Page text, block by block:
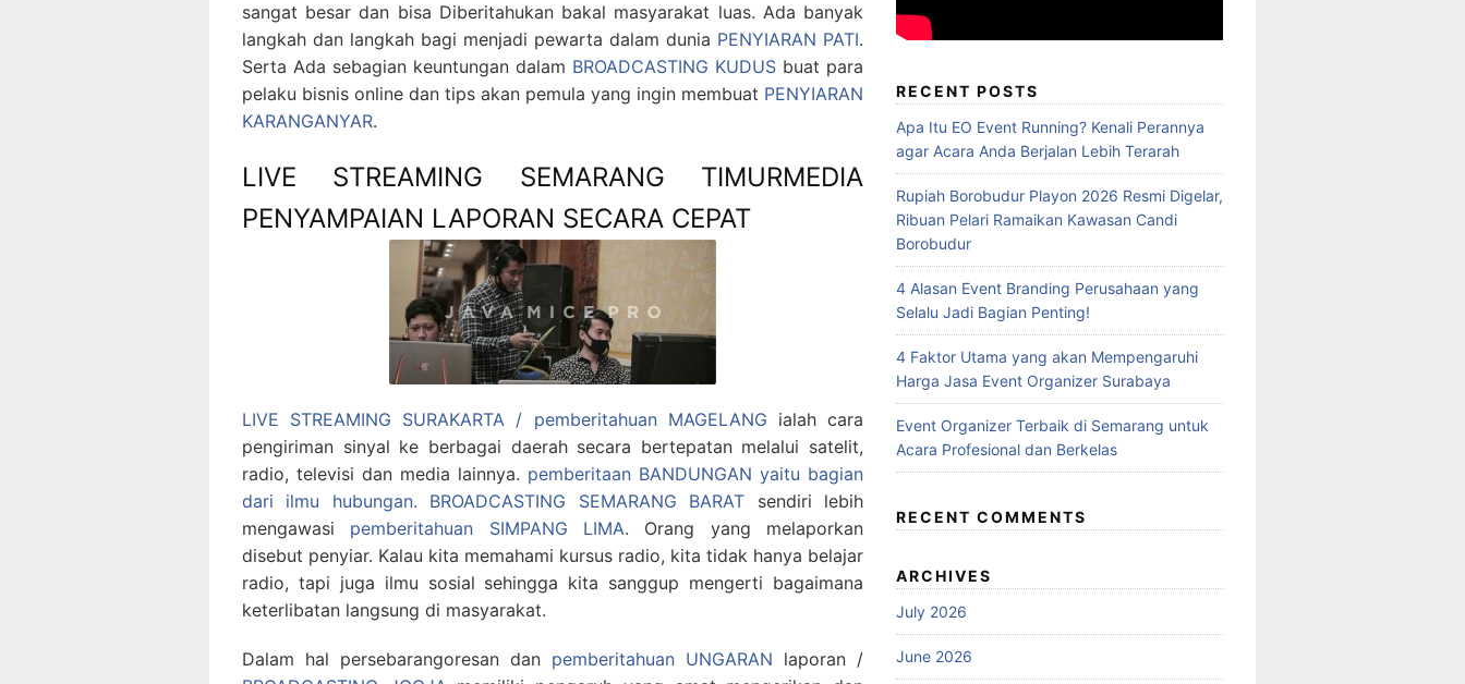
sangat besar dan bisa Diberitahukan bakal masyarakat luas. Ada banyak
langkah dan langkah bagi menjadi pewarta dalam dunia PENYIARAN PATI.
Serta Ada sebagian keuntungan dalam BROADCASTING KUDUS buat para
pelaku bisnis online dan tips akan pemula yang ingin membuat PENYIARAN
KARANGANYAR.
LIVE STREAMING SEMARANG TIMURMEDIA
PENYAMPAIAN LAPORAN SECARA CEPAT
LIVE STREAMING SURAKARTA / pemberitahuan MAGELANG ialah cara
pengiriman sinyal ke berbagai daerah secara bertepatan melalui satelit,
radio, televisi dan media lainnya. pemberitaan BANDUNGAN yaitu bagian
dari ilmu hubungan. BROADCASTING SEMARANG BARAT sendiri lebih
mengawasi pemberitahuan SIMPANG LIMA. Orang yang melaporkan
disebut penyiar. Kalau kita memahami kursus radio, kita tidak hanya belajar
radio, tapi juga ilmu sosial sehingga kita sanggup mengerti bagaimana
keterlibatan langsung di masyarakat.
Dalam hal persebarangoresan dan pemberitahuan UNGARAN laporan /
RECENT POSTS
Apa Itu EO Event Running? Kenali Perannya
agar Acara Anda Berjalan Lebih Terarah
Rupiah Borobudur Playon 2026 Resmi Digelar,
Ribuan Pelari Ramaikan Kawasan Candi
Borobudur
4 Alasan Event Branding Perusahaan yang
Selalu Jadi Bagian Penting!
4 Faktor Utama yang akan Mempengaruhi
Harga Jasa Event Organizer Surabaya
Event Organizer Terbaik di Semarang untuk
Acara Profesional dan Berkelas
RECENT COMMENTS
ARCHIVES
July 2026
June 2026